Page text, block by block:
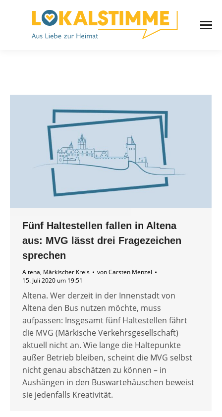
Fünf Haltestellen fallen in Altena
aus: MVG lässt drei Fragezeichen
sprechen
Altena, Märkischer Kreis vonCarsten Menzel
15. Juli 2020 um 19:51
Altena. Wer derzeit in der Innenstadt von
Altena den Bus nutzen möchte, muss
aufpassen: Insgesamt fünf Haltestellen fährt
die MVG (Märkische Verkehrsgesellschaft)
aktuell nicht an. Wie lange die Haltepunkte
außer Betrieb bleiben, scheint die MVG selbst
nicht genau abschätzen zu können – in
Aushängen in den Buswartehäuschen beweist
sie jedenfalls Kreativität.